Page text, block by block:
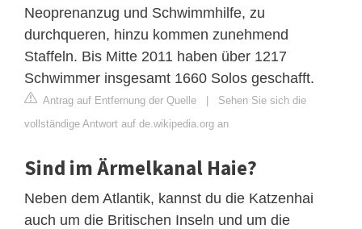
Neoprenanzug und Schwimmhilfe, zu
durchqueren, hinzu kommen zunehmend
Staffeln. Bis Mitte 2011 haben über 1217
Schwimmer insgesamt 1660 Solos geschafft.
Antrag auf Entfernung der Quelle | Sehen Sie sich die
vollständige Antwort auf de.wikipedia.org an
Sind im Ärmelkanal Haie?
Neben dem Atlantik, kannst du die Katzenhai
auch um die Britischen Inseln und um die